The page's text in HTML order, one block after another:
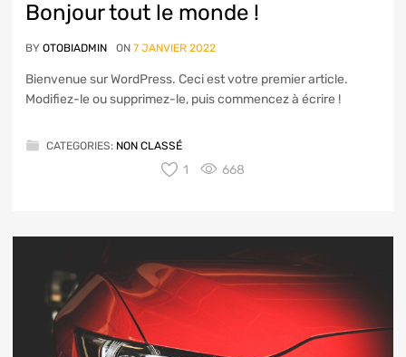
Bonjour tout le monde !
BY OTOBIADMIN ON 7 JANVIER 2022
Bienvenue sur WordPress. Ceci est votre premier article.
Modifiez-le ou supprimez-le, puis commencez à écrire !
CATEGORIES: NON CLASSÉ
1 668